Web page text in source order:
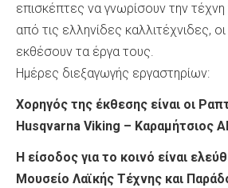
επισκέπτες να γνωρίσουν την
από τις ελληνίδες καλλιτέχνιδες,
εκθέσουν τα έργα τους.
Ημέρες διεξαγωγής εργαστηρίων:
Χορηγός της έκθεσης είναι οι
Husqvarna Viking – Καραμήτσιος
Η είσοδος για το κοινό είναι
Μουσείο Λαϊκής Τέχνης και